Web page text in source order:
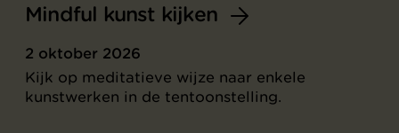
Mindful kunst kijken
2 oktober 2026
Kijk op meditatieve wijze naar enkele
kunstwerken in de tentoonstelling.